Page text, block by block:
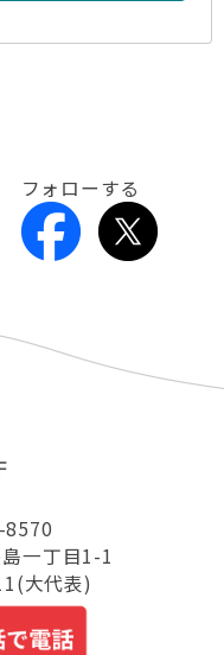
フォローする
8570
一丁目1-1
大代表)